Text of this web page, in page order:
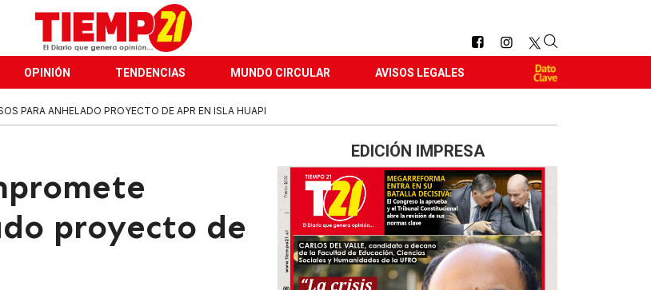
OPINIÓN TENDENCIAS MUNDO CIRCULAR AVISOS LEGALES
PARA ANHELADO PROYECTO DE APR EN ISLA HUAPI
proyecto de
EDICIÓN IMPRESA